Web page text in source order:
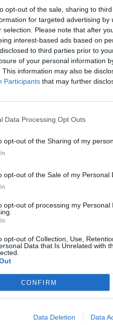
opt-out of the sale, sharing to
for targeted advertising
selection. Please note that after
interest-based ads based on
to third parties prior to
of your personal information
This information may also be
Participants that may further
Data Processing Opt Outs
opt-out of the Sharing of my
opt-out of the Sale of my Personal
opt-out of processing my Personal
opt-out of Collection, Use,
Data that Is Unrelated with
CONFIRM
Data Deletion Data
nelle parti alte delle
anche il titolo italiano nel
cross U23 a Lucca.
per doping che durò
2006 a Zeulenroda, in
amatori, mietendo successi in
di 6 anni in codice
sono intervenuti questa
in corso di accertamento,
in un grave incidente con un
6 Maggio 2026
agricolo e
piange Alessio
è andato a soli trentotto anni
è in lutto. Giovane